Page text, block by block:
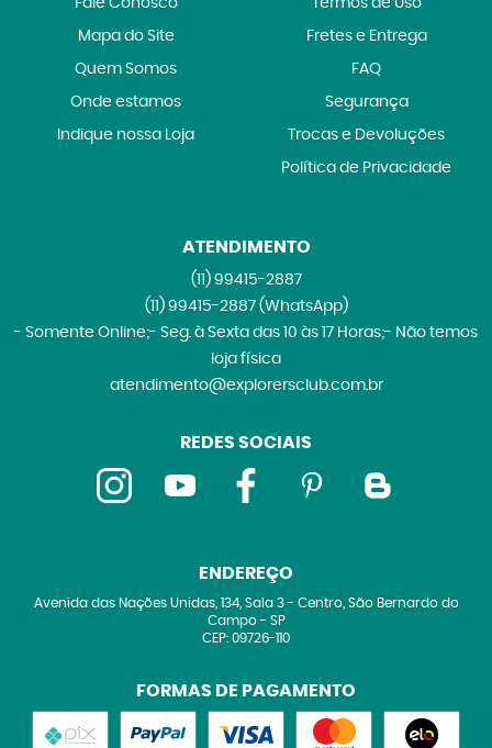
Mapa do Site
Quem Somos
Onde estamos
Indique nossa Loja
Fretes e Entrega
FAQ
Segurança
Trocas e Devoluções
Política de Privacidade
ATENDIMENTO
(11)99415-2887
(11)99415-2887 (WhatsApp)
- Somente Online;- Seg. à Sexta das 10 às 17 Horas;- Não temos
loja física
atendimento@explorersclub.com.br
REDES SOCIAIS
ENDEREÇO
Avenida das Nações Unidas, 134, Sala 3- Centro, São Bernardo do
Campo- SP
CEP: 09726-110
FORMAS DE PAGAMENTO